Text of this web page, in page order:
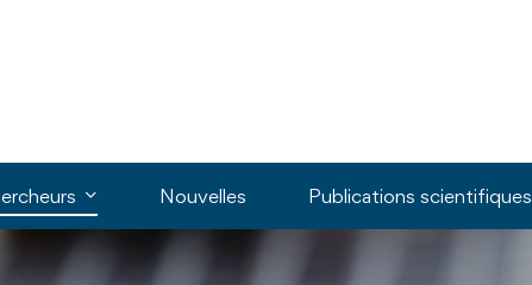
Nouvelles Publications scientifiques